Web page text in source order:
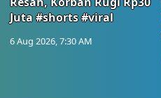
Juta #shorts #viral
6 Aug 2026, 7:30 AM